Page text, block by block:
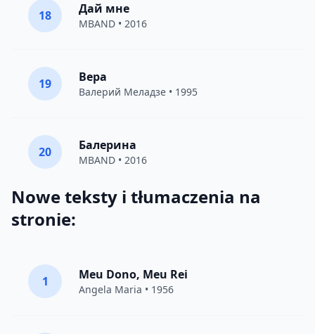
18 Дай мне
MBAND • 2016
19 Вера
Валерий Меладзе • 1995
20 Балерина
MBAND • 2016
Nowe teksty i tłumaczenia na
stronie:
1 Meu Dono, Meu Rei
Angela Maria • 1956